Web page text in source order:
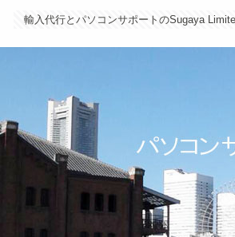
輸入代行とパソコンサポートのSugaya